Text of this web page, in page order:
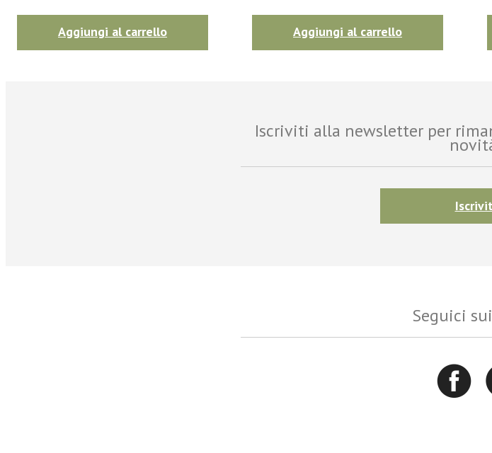
Aggiungi al carrello Aggiungi al carrello
Iscriviti alla newsletter per
Seguici